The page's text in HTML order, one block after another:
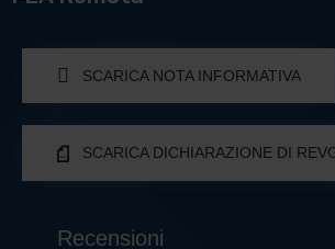
SCARICA NOTA INFORMATIVA
SCARICA DICHIARAZIONE DI
Recensioni